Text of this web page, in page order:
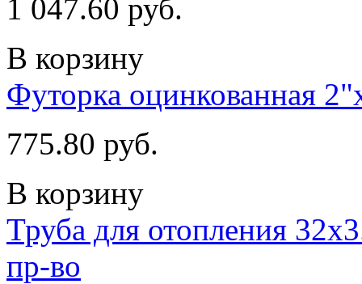
1 047.60 руб.
В корзину
Футорка оцинкованная
775.80 руб.
В корзину
Труба для отопления
пр-во